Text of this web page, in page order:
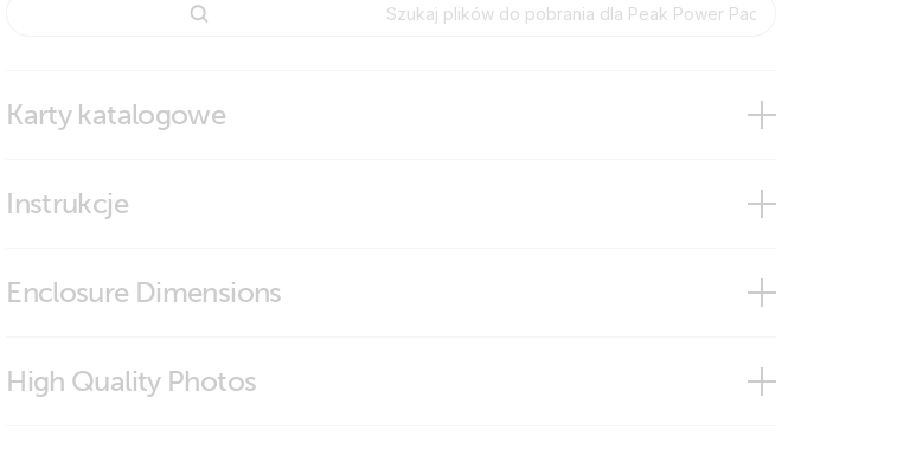
Karty katalogowe
Instrukcje
Enclosure Dimensions
Peak Power Pack 12,8V 30Ah
High Quality Photos